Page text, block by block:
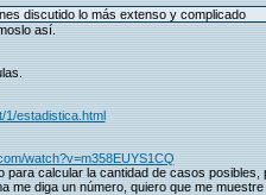
discutido lo más extenso y complicado
así.
1/estadistica.html
watch?v=m358EUYS1CQ
para calcular la cantidad de casos
me diga un número, quiero que me